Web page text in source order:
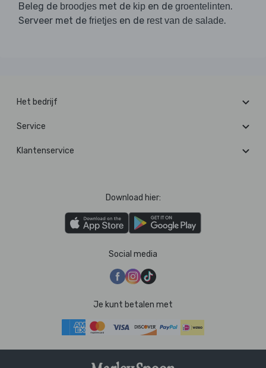
Beleg de broodjes met de kip en de groentelinten.
Serveer met de frietjes en de rest van de salade.
Het bedrijf
Service
Klantenservice
Download hier:
Social media
Je kunt betalen met